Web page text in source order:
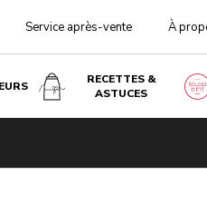
Service après-vente À
RECETTES &
ASTUCES